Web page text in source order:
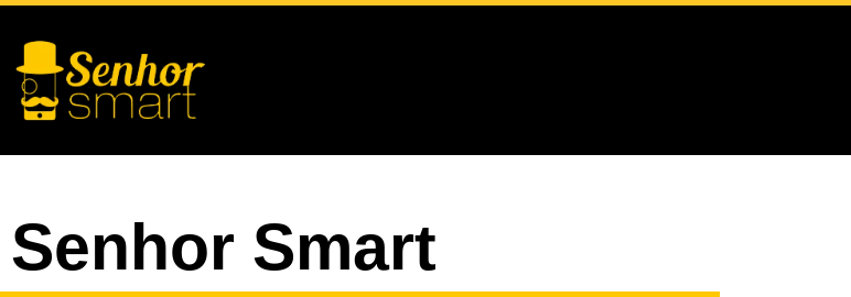
Senhor Smart